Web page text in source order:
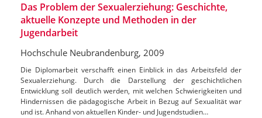
Das Problem der Sexualerziehung: Geschichte,
aktuelle Konzepte und Methoden in der
Jugendarbeit
Hochschule Neubrandenburg, 2009
Die Diplomarbeit verschafft einen Einblick in das Arbeitsfeld der
Sexualerziehung. Durch die Darstellung der geschichtlichen
Entwicklung soll deutlich werden, mit welchen Schwierigkeiten und
Hindernissen die pädagogische Arbeit in Bezug auf Sexualität war
und ist. Anhand von aktuellen Kinder- und Jugendstudien…